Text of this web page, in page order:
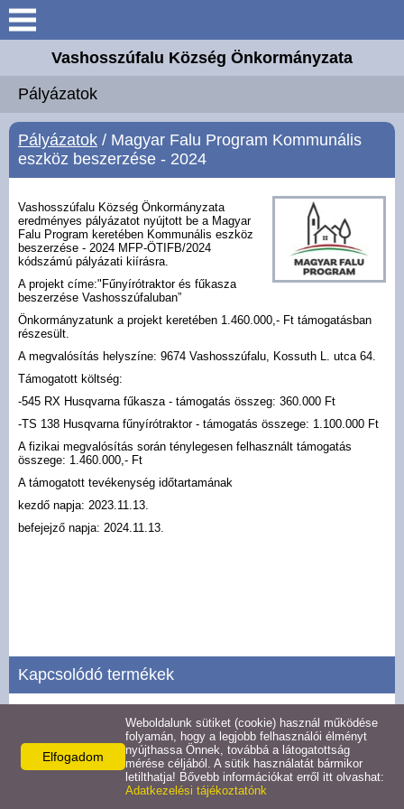
Keresés
Bemutatkozás
Önkormányzat
Intézmények
Választási információk
E-ügyintézés
Gazdaság
Letölthető dokumentumok
Civil szervezetek
Múzeumok
Műemlékek
Vashosszúfalu Község Önkormányzata
Pályázatok
Pályázatok / Magyar Falu Program Kommunális
eszköz beszerzése - 2024
Vashosszúfalu Község Önkormányzata
eredményes pályázatot nyújtott be a Magyar
Falu Program keretében Kommunális eszköz
beszerzése - 2024 MFP-ÖTIFB/2024
kódszámú pályázati kiírásra.
A projekt címe:"Fűnyírótraktor és fűkasza
beszerzése Vashosszúfaluban”
Önkormányzatunk a projekt keretében 1.460.000,- Ft támogatásban
részesült.
A megvalósítás helyszíne: 9674 Vashosszúfalu, Kossuth L. utca 64.
Támogatott költség:
-545 RX Husqvarna fűkasza - támogatás összeg: 360.000 Ft
-TS 138 Husqvarna fűnyírótraktor - támogatás összege: 1.100.000 Ft
A fizikai megvalósítás során ténylegesen felhasznált támogatás
összege: 1.460.000,- Ft
A támogatott tevékenység időtartamának
kezdő napja: 2023.11.13.
befejejző napja: 2024.11.13.
Kapcsolódó termékek
Pályázat aljegyző munkakör betöltésére.
2026.03.12.
Részletek
Elfogadom
Weboldalunk sütiket (cookie) használ működése
folyamán, hogy a legjobb felhasználói élményt
nyújthassa Önnek, továbbá a látogatottság
mérése céljából. A sütik használatát bármikor
letilthatja! Bővebb információkat erről itt olvashat:
Adatkezelési tájékoztatónk